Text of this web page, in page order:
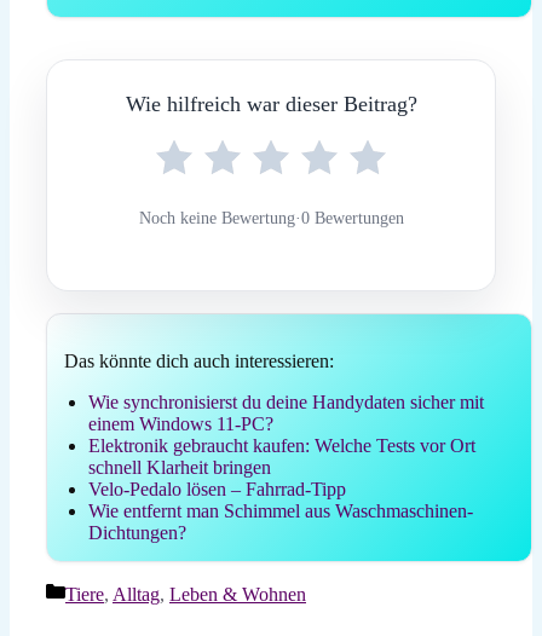
Wie hilfreich war dieser Beitrag?
Noch keine Bewertung·0 Bewertungen
Das könnte dich auch interessieren:
Wie synchronisierst du deine Handydaten sicher mit
einem Windows 11-PC?
Elektronik gebraucht kaufen: Welche Tests vor Ort
schnell Klarheit bringen
Velo-Pedalo lösen – Fahrrad-Tipp
Wie entfernt man Schimmel aus Waschmaschinen-
Dichtungen?
Kategorien
Tiere, Alltag, Leben & Wohnen